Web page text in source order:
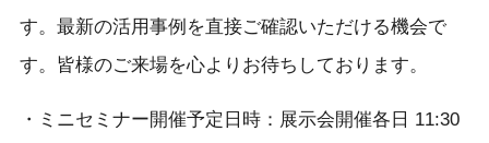
す。最新の活用事例を直接ご確認いただける機会で
す。皆様のご来場を心よりお待ちしております。
・ミニセミナー開催予定日時：展示会開催各日 11:30